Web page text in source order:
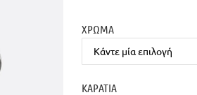
ΧΡΩΜΑ
ΚΑΡΑΤΙΑ